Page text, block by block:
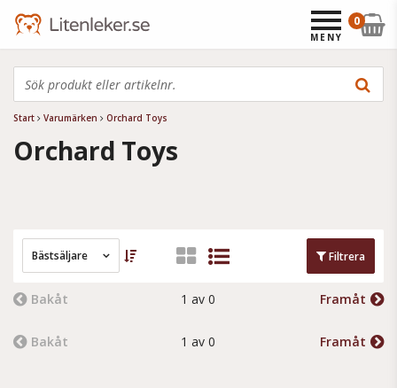
Start Varumärken Orchard Toys
Orchard Toys
Bästsäljare Filtrera
Bakåt 1 av 0 Framåt
Bakåt 1 av 0 Framåt
0
MENY